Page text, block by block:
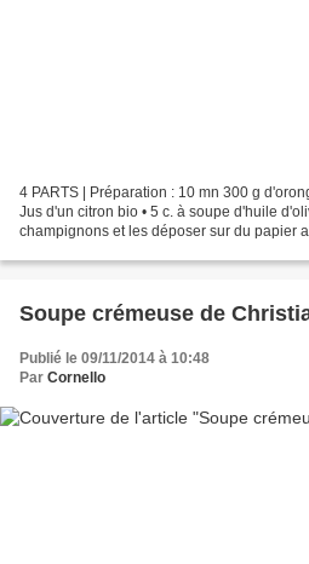
4 PARTS | Préparation : 10 mn 300 g
Jus d'un citron bio • 5 c. à soupe d'huile
champignons et les déposer sur du papier
Soupe crémeuse de
Publié le 09/11/2014 à 10:48
Par Cornello